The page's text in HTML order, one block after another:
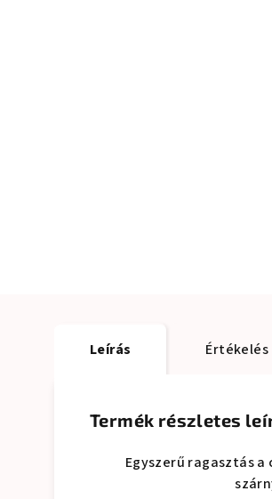
Leírás Értékelés
Termék részletes
Egyszerű ragasztás a